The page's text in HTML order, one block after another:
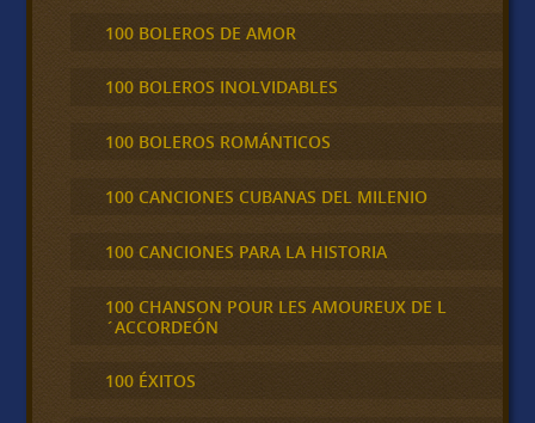
100 BOLEROS DE AMOR
100 BOLEROS INOLVIDABLES
100 BOLEROS ROMÁNTICOS
100 CANCIONES CUBANAS DEL MILENIO
100 CANCIONES PARA LA HISTORIA
100 CHANSON POUR LES AMOUREUX DE L
´ACCORDEÓN
100 ÉXITOS